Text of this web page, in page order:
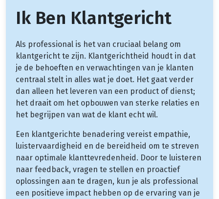
Ik Ben Klantgericht
Als professional is het van cruciaal belang om
klantgericht te zijn. Klantgerichtheid houdt in dat
je de behoeften en verwachtingen van je klanten
centraal stelt in alles wat je doet. Het gaat verder
dan alleen het leveren van een product of dienst;
het draait om het opbouwen van sterke relaties en
het begrijpen van wat de klant echt wil.
Een klantgerichte benadering vereist empathie,
luistervaardigheid en de bereidheid om te streven
naar optimale klanttevredenheid. Door te luisteren
naar feedback, vragen te stellen en proactief
oplossingen aan te dragen, kun je als professional
een positieve impact hebben op de ervaring van je